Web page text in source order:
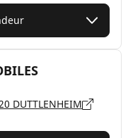
DUTTLENHEIM